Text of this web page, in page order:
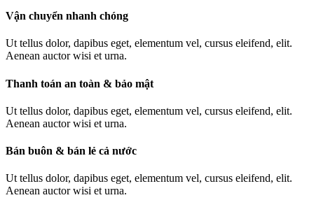
Vận chuyển nhanh chóng
Ut tellus dolor, dapibus eget, elementum vel, cursus eleifend, elit.
Aenean auctor wisi et urna.
Thanh toán an toàn & bảo mật
Ut tellus dolor, dapibus eget, elementum vel, cursus eleifend, elit.
Aenean auctor wisi et urna.
Bán buôn & bán lẻ cả nước
Ut tellus dolor, dapibus eget, elementum vel, cursus eleifend, elit.
Aenean auctor wisi et urna.